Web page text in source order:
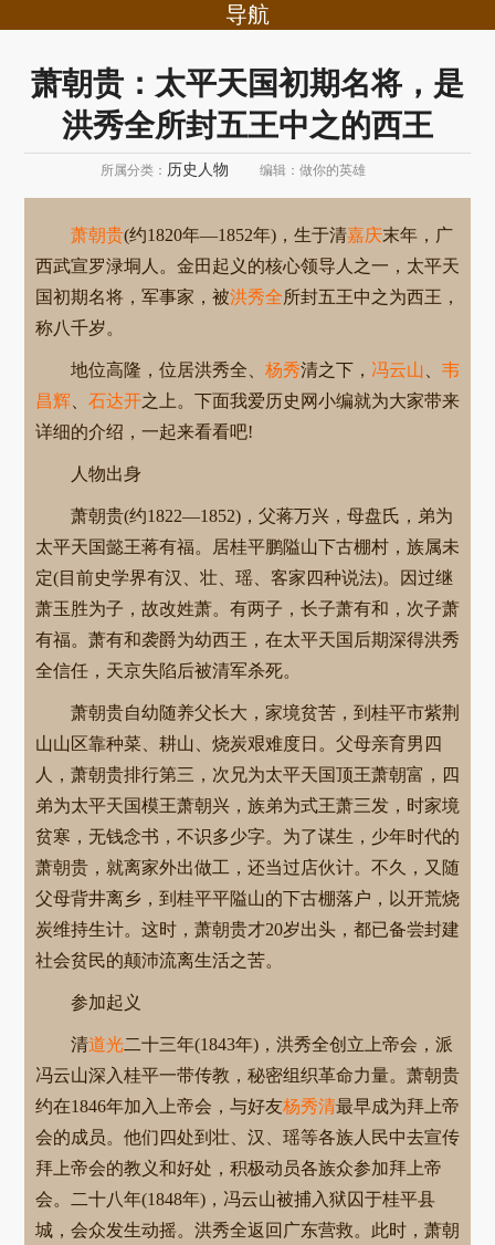
导航
萧朝贵：太平天国初期名将，是
洪秀全所封五王中之的西王
所属分类： 历史人物 编辑：做你的英雄
萧朝贵(约1820年—1852年)，生于清嘉庆末年，广
西武宣罗渌垌人。金田起义的核心领导人之一，太平天
国初期名将，军事家，被洪秀全所封五王中之为西王，
称八千岁。
地位高隆，位居洪秀全、 杨秀清之下， 冯云山
韦
昌辉
石达开之上。下面我爱历史网小编就为大家带来
详细的介绍，一起来看看吧!
人物出身
萧朝贵(约1822—1852)，父蒋万兴，母盘氏，弟为
太平天国懿王蒋有福。居桂平鹏隘山下古棚村，族属未
定(目前史学界有汉、壮、瑶、客家四种说法)。因过继
萧玉胜为子，故改姓萧。有两子，长子萧有和，次子萧
有福。萧有和袭爵为幼西王，在太平天国后期深得洪秀
全信任，天京失陷后被清军杀死。
萧朝贵自幼随养父长大，家境贫苦，到桂平市紫荆
山山区靠种菜、耕山、烧炭艰难度日。父母亲育男四
人，萧朝贵排行第三，次兄为太平天国顶王萧朝富，四
弟为太平天国模王萧朝兴，族弟为式王萧三发，时家境
贫寒，无钱念书，不识多少字。为了谋生，少年时代的
萧朝贵，就离家外出做工，还当过店伙计。不久，又随
父母背井离乡，到桂平平隘山的下古棚落户，以开荒烧
炭维持生计。这时，萧朝贵才20岁出头，都已备尝封建
社会贫民的颠沛流离生活之苦。
参加起义
清道光二十三年(1843年)，洪秀全创立上帝会，派
冯云山深入桂平一带传教，秘密组织革命力量。萧朝贵
约在1846年加入上帝会，与好友杨秀清最早成为拜上帝
会的成员。他们四处到壮、汉、瑶等各族人民中去宣传
拜上帝会的教义和好处，积极动员各族众参加拜上帝
会。二十八年(1848年)，冯云山被捕入狱囚于桂平县
城，会众发生动摇。洪秀全返回广东营救。此时，萧朝